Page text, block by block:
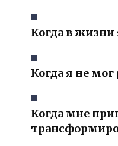
Когда в жизни
Когда я не мог
Когда мне